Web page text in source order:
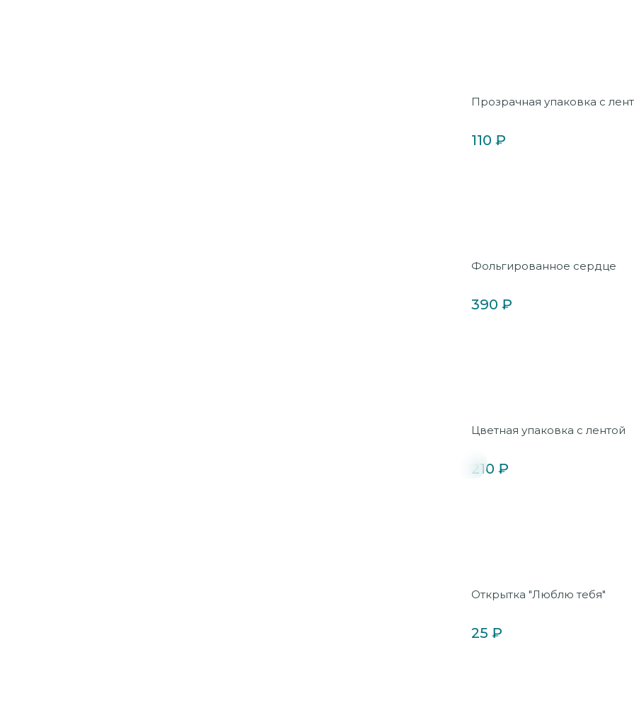
Прозрачная упаковка с
110 ₽
Фольгированное сердце
390 ₽
Цветная упаковка с лентой
210 ₽
Открытка "Люблю тебя"
25 ₽